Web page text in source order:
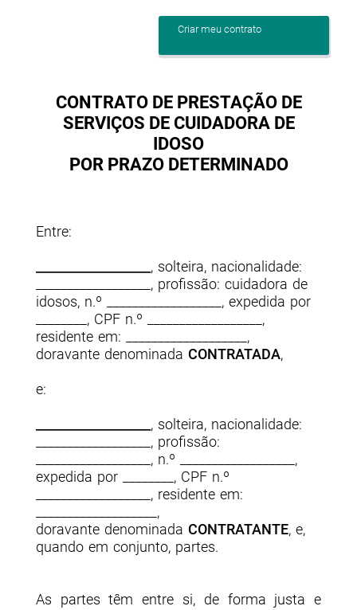
Criar meu contrato
CONTRATO DE PRESTAÇÃO DE
SERVIÇOS DE CUIDADORA DE
IDOSO
POR PRAZO DETERMINADO
Entre:
, solteira, nacionalidade:
__________________, profissão: cuidadora de
idosos, n.º __________________, expedida por
________, CPF n.º __________________,
residente em: ___________________,
doravante denominada CONTRATADA,
e:
, solteira, nacionalidade:
__________________, profissão:
__________________, n.º __________________,
expedida por ________, CPF n.º
__________________, residente em:
___________________,
doravante denominada CONTRATANTE, e,
quando em conjunto, partes.
As partes têm entre si, de forma justa e